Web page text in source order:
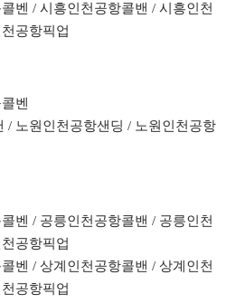
벤 / 시흥인천공항콜밴 / 시흥인천
공항픽업
벤
/ 노원인천공항샌딩 / 노원인천공항
벤 / 공릉인천공항콜밴 / 공릉인천
공항픽업
벤 / 상계인천공항콜밴 / 상계인천
공항픽업